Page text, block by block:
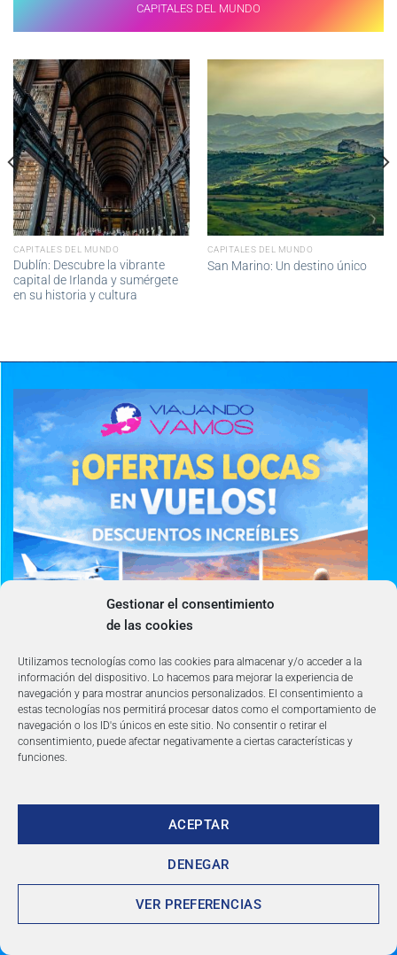
Gestionar el consentimiento
de las cookies
Utilizamos tecnologías como las cookies para almacenar y/o acceder a la
información del dispositivo. Lo hacemos para mejorar la experiencia de
navegación y para mostrar anuncios personalizados. El consentimiento a
estas tecnologías nos permitirá procesar datos como el comportamiento de
navegación o los ID's únicos en este sitio. No consentir o retirar el
consentimiento, puede afectar negativamente a ciertas características y
funciones.
ACEPTAR
DENEGAR
VER PREFERENCIAS
CAPITALES DEL MUNDO
CAPITALES DEL MUNDO
Dublín: Descubre la vibrante
capital de Irlanda y sumérgete
en su historia y cultura
CAPITALES DEL MUNDO
San Marino: Un destino único
DESCUENTOS de
hasta 60%